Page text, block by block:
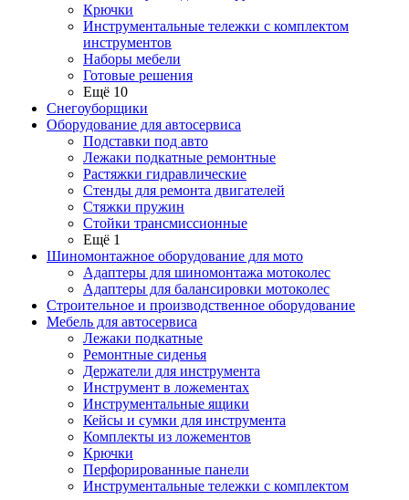
Крючки
Инструментальные тележки с комплектом
инструментов
Наборы мебели
Готовые решения
Ещё 10
Снегоуборщики
Оборудование для автосервиса
Подставки под авто
Лежаки подкатные ремонтные
Растяжки гидравлические
Стенды для ремонта двигателей
Стяжки пружин
Стойки трансмиссионные
Ещё 1
Шиномонтажное оборудование для мото
Адаптеры для шиномонтажа мотоколес
Адаптеры для балансировки мотоколес
Строительное и производственное оборудование
Мебель для автосервиса
Лежаки подкатные
Ремонтные сиденья
Держатели для инструмента
Инструмент в ложементах
Инструментальные ящики
Кейсы и сумки для инструмента
Комплекты из ложементов
Крючки
Перфорированные панели
Инструментальные тележки с комплектом